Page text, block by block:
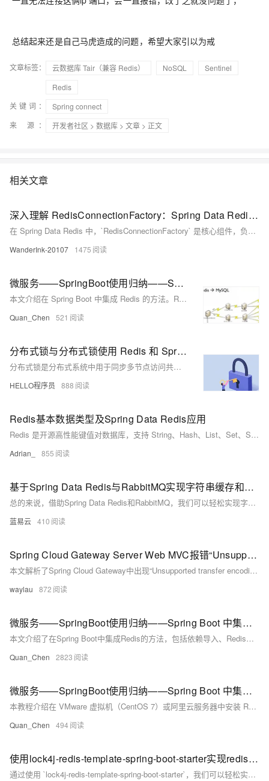
总结起来还是自己马虎造成的问题，希望大家引以为戒
文章标签： 云数据库 Tair（兼容 Redis） NoSQL
Sentinel
Redis
关键词：
Spring connect
来 源：
开发者社区 > 数据库 > 文章 > 正文
相关文章
深入理解 RedisConnectionFactory：Spring Data Redis 的核心组件
在 Spring Data Redis 中，`RedisConnectionFactory` 是核心组件，负责创建和管理与 Redis 的连接。它支持单机、集群及哨兵等多种模式，为上层组件（如 `RedisTemplate`）提供连接抽象。Spring 提供了 Lettuce 和 Jedis 两种主要实现，其中 Lettuce 因其线程安全和高性能特性被广泛推荐。通过手动配置或 Spring Boot 自动化配置，开发者可轻松集成 Redis，提升应用性能与扩展性。本文深入解析其作用、实现方式及常见问题解决方法，助你高效使用 Redis。
WanderInk-20107 1475
微服务——SpringBoot使用归纳——Spring Boot 中集成Redis——Redis 介绍
本文介绍在 Spring Boot 中集成 Redis 的方法。Redis 是一种支持多种数据结构的非关系型数据库（NoSQL），具备高并发、高性能和灵活扩展的特点，适用于缓存、实时数据分析等场景。其数据以键值对形式存储，支持字符串、哈希、列表、集合等类型。通过将 Redis 与 Mysql 集群结合使用，可实现数据同步，提升系统稳定性。例如，在网站架构中优先从 Redis 获取数据，故障时回退至 Mysql，确保服务不中断。
Quan_Chen 521
分布式锁与分布式锁使用 Redis 和 Spring Boot 进行调度锁（不带 ShedLock）
分布式锁是分布式系统中用于同步多节点访问共享资源的机制，防止并发操作带来的冲突。本文介绍了基于Spring Boot和Redis实现分布式锁的技术方案，涵盖锁的获取与释放、Redis配置、服务调度及多实例运行等内容，通过Docker Compose搭建环境，验证了锁的有效性与互斥特性。
HELLO程序员 888
Redis基本数据类型及Spring Data Redis应用
Redis 是开源高性能键值对数据库，支持 String、Hash、List、Set、Sorted Set 等数据结构，适用于缓存、消息队列、排行榜等场景。具备高性能、原子操作及丰富功能，是分布式系统核心组件。
Adrian_ 855
基于Spring Data Redis与RabbitMQ实现字符串缓存和计数功能（数据同步）
总的来说，借助Spring Data Redis和RabbitMQ，我们可以轻松实现字符串缓存和计数的功能。而关键的部分不过是一些"厨房的套路"，一旦你掌握了这些套路，那么你就像厨师一样可以准备出一道道饕餮美食了。通过这种方式促进数据处理效率无疑将大大提高我们的生产力。
蓝易云 410
Spring Cloud Gateway Server Web MVC报错“Unsupported transfer encoding: chunked”解决
本文解析了Spring Cloud Gateway中出现“Unsupported transfer encoding: chunked”错误的原因，指出该问题源于Feign依赖的HTTP客户端与服务端的`chunked`传输编码不兼容，并提供了具体的解决方案。通过规范Feign客户端接口的返回类型，可有效避免该异常，提升系统兼容性与稳定性。
waylau 872
微服务——SpringBoot使用归纳——Spring Boot 中集成Redis——Spring Boot 集成 Redis
本文介绍了在Spring Boot中集成Redis的方法，包括依赖导入、Redis配置及常用API的使用。通过导入`spring-boot-starter-data-redis`依赖和配置`application.yml`文件，可轻松实现Redis集成。文中详细讲解了StringRedisTemplate的使用，适用于字符串操作，并结合FastJSON将实体类转换为JSON存储。还展示了Redis的string、hash和list类型的操作示例。最后总结了Redis在缓存和高并发场景中的应用价值，并提供课程源代码下载链接。
Quan_Chen 2823
微服务——SpringBoot使用归纳——Spring Boot 中集成Redis——Redis 安装
本教程介绍在 VMware 虚拟机（CentOS 7）或阿里云服务器中安装 Redis 的过程，包括安装 gcc 编译环境、下载 Redis（官网或 wget）、解压安装、修改配置文件（如 bind、daemonize、requirepass 等设置）、启动 Redis 服务及测试客户端连接。通过 set 和 get 命令验证安装是否成功。适用于初学者快速上手 Redis 部署。
Quan_Chen 494
使用lock4j-redis-template-spring-boot-starter实现redis分布式锁
通过使用 `lock4j-redis-template-spring-boot-starter`，我们可以轻松实现 Redis 分布式锁，从而解决分布式系统中多个实例并发访问共享资源的问题。合理配置和使用分布式锁，可以有效提高系统的稳定性和数据的一致性。希望本文对你在实际项目中使用 Redis 分布式锁有所帮助。